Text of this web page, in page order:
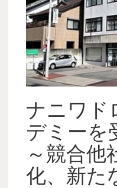
ナニワド
デミーを
～競合他
化、新た